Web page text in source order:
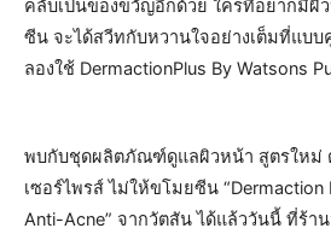
คลับเป็นของขวัญอีกด้วย ใครที่อยากมีผิ
ซีน จะได้สวีทกับหวานใจอย่างเต็มที่แบ
ลองใช้ DermactionPlus By Watsons
พบกับชุดผลิตภัณฑ์ดูแลผิวหน้า สูตรใหม่
เซอร์ไพรส์ ไม่ให้ขโมยซีน “Dermaction
Anti-Acne” จากวัตสัน ได้แล้ววันนี้ ที่ร้า